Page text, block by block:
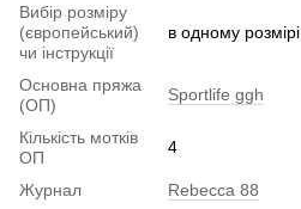
Вибір розміру
(європейський)
чи інструкції
в одному розмірі
Основна пряжа
(ОП)
Sportlife ggh
Кількість мотків
ОП
4
Журнал
Rebecca 88